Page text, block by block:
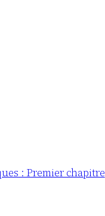
: Premier chapitre